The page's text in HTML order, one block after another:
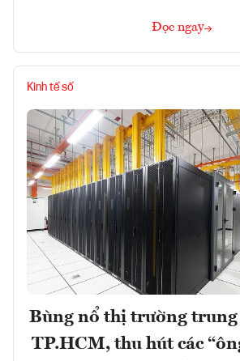
Đọc ngay
Kinh tế số
Bùng nổ thị trường
TP.HCM, thu hút các